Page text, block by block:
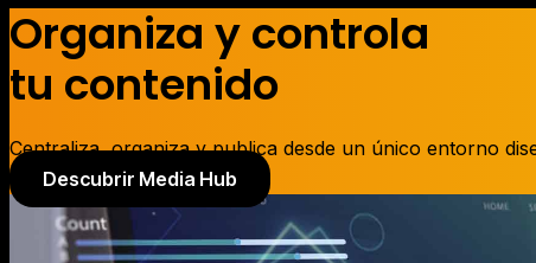
Organiza y controla
tu contenido
Centraliza, organiza y publica desde un único entorno
Descubrir Media Hub